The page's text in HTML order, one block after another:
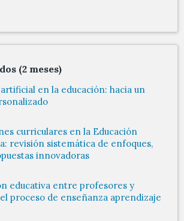
(2 meses)
en la educación: hacia un
curriculares en la Educación
revisión sistemática de enfoques,
innovadoras
educativa entre profesores y
proceso de enseñanza aprendizaje